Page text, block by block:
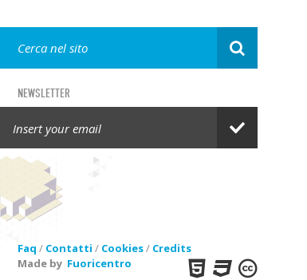
NEWSLETTER
GET IN TOUCH
Faq / Contatti / Cookies/ Credits
Made by Fuoricentro